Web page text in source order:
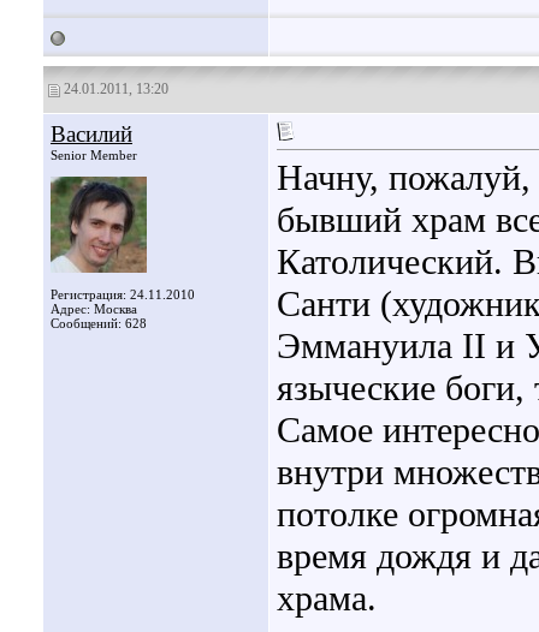
24.01.2011, 13:20
Василий
Senior Member
Регистрация: 24.11.2010
Адрес: Москва
Сообщений: 628
Начну,
бывший храм
Католический.
Санти
Эммануила II и
языческие боги,
Самое
внутри
потолке
время дождя и
храма.